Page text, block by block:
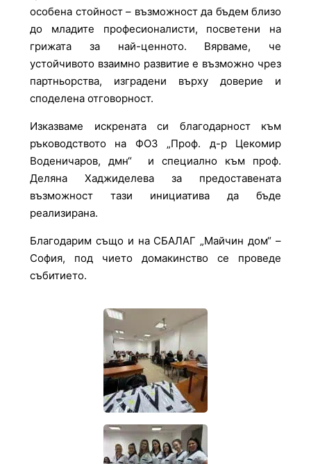
особена стойност – възможност да бъдем близо
до младите професионалисти, посветени на
грижата за най-ценното. Вярваме, че
устойчивото взаимно развитие е възможно чрез
партньорства, изградени върху доверие и
споделена отговорност.
Изказваме искрената си благодарност към
ръководството на ФОЗ „Проф. д-р Цекомир
Воденичаров, дмн“ и специално към проф.
Деляна Хаджиделева за предоставената
възможност тази инициатива да бъде
реализирана.
Благодарим също и на СБАЛАГ „Майчин дом“ –
София, под чието домакинство се проведе
събитието.